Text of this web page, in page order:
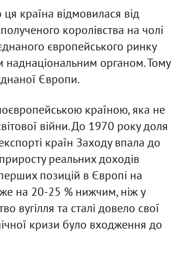
країна відмовилася від
королівства на чолі
європейського ринку
наднаціональним органом. Тому
Європи.
країною, яка не
війни. До 1970 року доля
країн Заходу впала до
реальних доходів
позицій в Європі на
на 20-25 % нижчим, ніж у
вугілля та сталі довело свої
кризи було входження до